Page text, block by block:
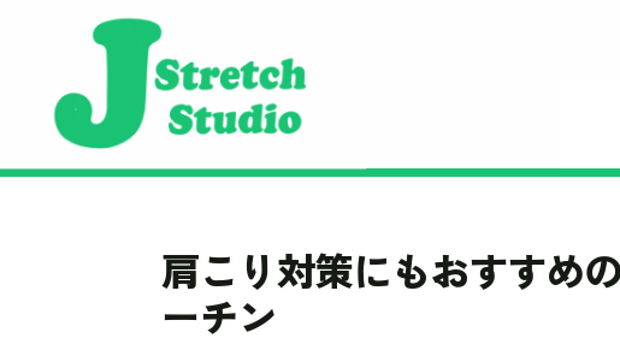
肩こり対策にもおすすめ
ーチン